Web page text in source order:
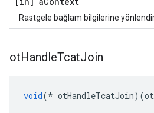
Rastgele bağlam bilgilerine
otHandleTcatJoin
void(* otHandleTcatJoin)(